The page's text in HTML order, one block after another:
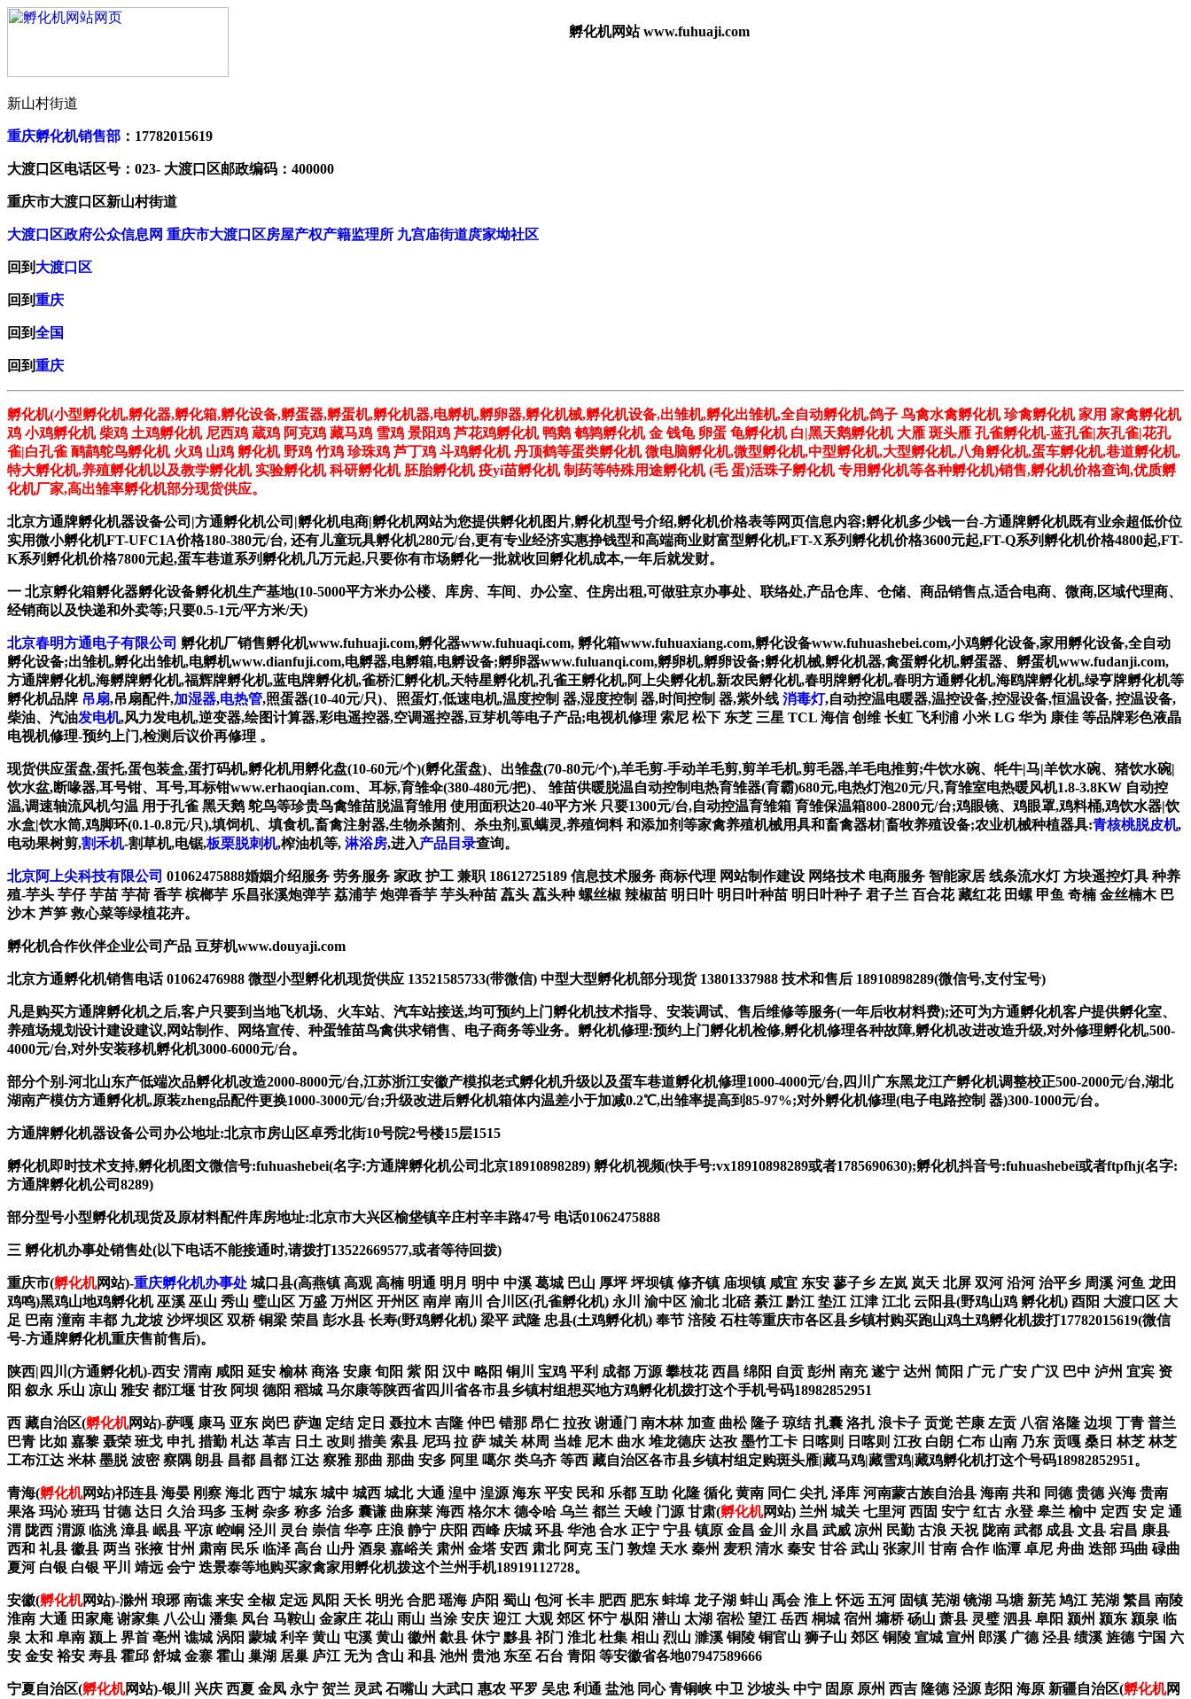
孵化机网站 www.fuhuaji.com
新山村街道
重庆孵化机销售部 ：17782015619
大渡口区电话区号：023- 大渡口区邮政编码：400000
重庆市大渡口区新山村街道
大渡口区政府公众信息网 重庆市大渡口区房屋产权产籍监理所 九宫庙街道庹家坳社区
回到 大渡口区
回到重庆
回到全国
回到重庆
孵化机(小型孵化机,孵化器,孵化箱,孵化设备,孵蛋器,孵蛋机,孵化机器,电孵机,孵卵器,孵化机械,孵化机设备,出雏机,孵化出雏机,全自动孵化机,鸽子 鸟禽水禽孵化机 珍禽孵化机 家用 家禽孵化机
鸡 小鸡孵化机 柴鸡 土鸡孵化机 尼西鸡 蔵鸡 阿克鸡 藏马鸡 雪鸡 景阳鸡 芦花鸡孵化机 鸭鹅 鹌鹑孵化机 金 钱龟 卵蛋 龟孵化机 白|黑天鹅孵化机 大雁 斑头雁 孔雀孵化机-蓝孔雀|灰孔雀|花孔
雀|白孔雀 鸸鹋鸵鸟孵化机 火鸡 山鸡 孵化机 野鸡 竹鸡 珍珠鸡 芦丁鸡 斗鸡孵化机 丹顶鹤等蛋类孵化机 微电脑孵化机,微型孵化机,中型孵化机,大型孵化机,八角孵化机,蛋车孵化机,巷道孵化机,
特大孵化机,养殖孵化机以及教学孵化机 实验孵化机 科研孵化机 胚胎孵化机 疫yi苗孵化机 制药等特殊用途孵化机 (毛 蛋)活珠子孵化机 专用孵化机等各种孵化机)销售,孵化机价格查询,优质孵
化机厂家,高出雏率孵化机部分现货供应。
北京方通牌孵化机器设备公司|方通孵化机公司|孵化机电商|孵化机网站为您提供孵化机图片,孵化机型号介绍,孵化机价格表等网页信息内容;孵化机多少钱一台-方通牌孵化机既有业余超低价位
实用微小孵化机FT-UFC1A价格180-380元/台, 还有儿童玩具孵化机280元/台,更有专业经济实惠挣钱型和高端商业财富型孵化机,FT-X系列孵化机价格3600元起,FT-Q系列孵化机价格4800起,FT-
K系列孵化机价格7800元起,蛋车巷道系列孵化机几万元起,只要你有市场孵化一批就收回孵化机成本,一年后就发财。
一 北京孵化箱孵化器孵化设备孵化机生产基地(10-5000平方米办公楼、库房、车间、办公室、住房出租,可做驻京办事处、联络处,产品仓库、仓储、商品销售点,适合电商、微商,区域代理商、
经销商以及快递和外卖等;只要0.5-1元/平方米/天)
北京春明方通电子有限公司 孵化机厂销售孵化机www.fuhuaji.com,孵化器www.fuhuaqi.com, 孵化箱www.fuhuaxiang.com,孵化设备www.fuhuashebei.com,小鸡孵化设备,家用孵化设备,全自动
孵化设备;出雏机,孵化出雏机,电孵机www.dianfuji.com,电孵器,电孵箱,电孵设备;孵卵器www.fuluanqi.com,孵卵机,孵卵设备;孵化机械,孵化机器,禽蛋孵化机,孵蛋器、孵蛋机www.fudanji.com,
方通牌孵化机,海孵牌孵化机,福辉牌孵化机,蓝电牌孵化机,雀桥汇孵化机,天特星孵化机,孔雀王孵化机,阿上尖孵化机,新农民孵化机,春明牌孵化机,春明方通孵化机,海鸥牌孵化机,绿亨牌孵化机等
孵化机品牌 吊扇,吊扇配件,加湿器,电热管,照蛋器(10-40元/只)、照蛋灯,低速电机,温度控制 器,湿度控制 器,时间控制 器,紫外线 消毒灯,自动控温电暖器,温控设备,控湿设备,恒温设备, 控温设备,
柴油、汽油发电机,风力发电机,逆变器,绘图计算器,彩电遥控器,空调遥控器,豆芽机等电子产品;电视机修理 索尼 松下 东芝 三星 TCL 海信 创维 长虹 飞利浦 小米 LG 华为 康佳 等品牌彩色液晶
电视机修理-预约上门,检测后议价再修理 。
现货供应蛋盘,蛋托,蛋包装盒,蛋打码机,孵化机用孵化盘(10-60元/个)(孵化蛋盘)、出雏盘(70-80元/个),羊毛剪-手动羊毛剪,剪羊毛机,剪毛器,羊毛电推剪;牛饮水碗、牦牛|马|羊饮水碗、猪饮水碗|
饮水盆,断喙器,耳号钳、耳号,耳标钳www.erhaoqian.com、耳标,育雏伞(380-480元/把)、 雏苗供暖脱温自动控制电热育雏器(育霸)680元,电热灯泡20元/只,育雏室电热暖风机1.8-3.8KW 自动控
温,调速轴流风机匀温 用于孔雀 黑天鹅 鸵鸟等珍贵鸟禽雏苗脱温育雏用 使用面积达20-40平方米 只要1300元/台,自动控温育雏箱 育雏保温箱800-2800元/台;鸡眼镜、鸡眼罩,鸡料桶,鸡饮水器|饮
水盒|饮水筒,鸡脚环(0.1-0.8元/只),填饲机、填食机,畜禽注射器,生物杀菌剂、杀虫剂,虱螨灵,养殖饲料 和添加剂等家禽养殖机械用具和畜禽器材|畜牧养殖设备;农业机械种植器具:青核桃脱皮机,
电动果树剪,割禾机-割草机,电锯,板栗脱刺机,榨油机等, 淋浴房,进入产品目录查询。
北京阿上尖科技有限公司 01062475888婚姻介绍服务 劳务服务 家政 护工 兼职 18612725189 信息技术服务 商标代理 网站制作建设 网络技术 电商服务 智能家居 线条流水灯 方块遥控灯具 种养
殖-芋头 芋仔 芋苗 芋荷 香芋 槟榔芋 乐昌张溪炮弹芋 荔浦芋 炮弹香芋 芋头种苗 藠头 藠头种 螺丝椒 辣椒苗 明日叶 明日叶种苗 明日叶种子 君子兰 百合花 藏红花 田螺 甲鱼 奇楠 金丝楠木 巴
沙木 芦笋 救心菜等绿植花卉。
孵化机合作伙伴企业公司产品 豆芽机www.douyaji.com
北京方通孵化机销售电话 01062476988 微型小型孵化机现货供应 13521585733(带微信) 中型大型孵化机部分现货 13801337988 技术和售后 18910898289(微信号,支付宝号)
凡是购买方通牌孵化机之后,客户只要到当地飞机场、火车站、汽车站接送,均可预约上门孵化机技术指导、安装调试、售后维修等服务(一年后收材料费);还可为方通孵化机客户提供孵化室、
养殖场规划设计建设建议,网站制作、网络宣传、种蛋雏苗鸟禽供求销售、电子商务等业务。孵化机修理:预约上门孵化机检修,孵化机修理各种故障,孵化机改进改造升级,对外修理孵化机,500-
4000元/台,对外安装移机孵化机3000-6000元/台。
部分个别-河北山东产低端次品孵化机改造2000-8000元/台,江苏浙江安徽产模拟老式孵化机升级以及蛋车巷道孵化机修理1000-4000元/台,四川广东黑龙江产孵化机调整校正500-2000元/台,湖北
湖南产模仿方通孵化机,原装zheng品配件更换1000-3000元/台;升级改进后孵化机箱体内温差小于加减0.2℃,出雏率提高到85-97%;对外孵化机修理(电子电路控制 器)300-1000元/台。
方通牌孵化机器设备公司办公地址:北京市房山区卓秀北街10号院2号楼15层1515
孵化机即时技术支持,孵化机图文微信号:fuhuashebei(名字:方通牌孵化机公司北京18910898289) 孵化机视频(快手号:vx18910898289或者1785690630);孵化机抖音号:fuhuashebei或者ftpfhj(名字:
方通牌孵化机公司8289)
部分型号小型孵化机现货及原材料配件库房地址:北京市大兴区榆垡镇辛庄村辛丰路47号 电话01062475888
三 孵化机办事处销售处(以下电话不能接通时,请拨打13522669577,或者等待回拨)
重庆市(孵化机网站)-重庆孵化机办事处 城口县(高燕镇 高观 高楠 明通 明月 明中 中溪 葛城 巴山 厚坪 坪坝镇 修齐镇 庙坝镇 咸宜 东安 蓼子乡 左岚 岚天 北屏 双河 沿河 治平乡 周溪 河鱼 龙田
鸡鸣)黑鸡山地鸡孵化机 巫溪 巫山 秀山 璧山区 万盛 万州区 开州区 南岸 南川 合川区(孔雀孵化机) 永川 渝中区 渝北 北碚 綦江 黔江 垫江 江津 江北 云阳县(野鸡山鸡 孵化机) 酉阳 大渡口区 大
足 巴南 潼南 丰都 九龙坡 沙坪坝区 双桥 铜梁 荣昌 彭水县 长寿(野鸡孵化机) 梁平 武隆 忠县(土鸡孵化机) 奉节 涪陵 石柱等重庆市各区县乡镇村购买跑山鸡土鸡孵化机拨打17782015619(微信
号-方通牌孵化机重庆售前售后)。
陕西|四川(方通孵化机)-西安 渭南 咸阳 延安 榆林 商洛 安康 旬阳 紫 阳 汉中 略阳 铜川 宝鸡 平利 成都 万源 攀枝花 西昌 绵阳 自贡 彭州 南充 遂宁 达州 简阳 广元 广安 广汉 巴中 泸州 宜宾 资
阳 叙永 乐山 凉山 雅安 都江堰 甘孜 阿坝 德阳 稻城 马尔康等陕西省四川省各市县乡镇村组想买地方鸡孵化机拨打这个手机号码18982852951
西 藏自治区(孵化机网站)-萨嘎 康马 亚东 岗巴 萨迦 定结 定日 聂拉木 吉隆 仲巴 错那 昂仁 拉孜 谢通门 南木林 加查 曲松 隆子 琼结 扎囊 洛扎 浪卡子 贡觉 芒康 左贡 八宿 洛隆 边坝 丁青 普兰
巴青 比如 嘉黎 聂荣 班戈 申扎 措勤 札达 革吉 日土 改则 措美 索县 尼玛 拉 萨 城关 林周 当雄 尼木 曲水 堆龙德庆 达孜 墨竹工卡 日喀则 日喀则 江孜 白朗 仁布 山南 乃东 贡嘎 桑日 林芝 林芝
工布江达 米林 墨脱 波密 察隅 朗县 昌都 昌都 江达 察雅 那曲 那曲 安多 阿里 噶尔 类乌齐 等西 藏自治区各市县乡镇村组定购斑头雁|藏马鸡|藏雪鸡|藏鸡孵化机打这个号码18982852951。
青海(孵化机网站)祁连县 海晏 刚察 海北 西宁 城东 城中 城西 城北 大通 湟中 湟源 海东 平安 民和 乐都 互助 化隆 循化 黄南 同仁 尖扎 泽库 河南蒙古族自治县 海南 共和 同德 贵德 兴海 贵南
果洛 玛沁 班玛 甘德 达日 久治 玛多 玉树 杂多 称多 治多 囊谦 曲麻莱 海西 格尔木 德令哈 乌兰 都兰 天峻 门源 甘肃(孵化机网站) 兰州 城关 七里河 西固 安宁 红古 永登 皋兰 榆中 定西 安 定 通
渭 陇西 渭源 临洮 漳县 岷县 平凉 崆峒 泾川 灵台 崇信 华亭 庄浪 静宁 庆阳 西峰 庆城 环县 华池 合水 正宁 宁县 镇原 金昌 金川 永昌 武威 凉州 民勤 古浪 天祝 陇南 武都 成县 文县 宕昌 康县
西和 礼县 徽县 两当 张掖 甘州 肃南 民乐 临泽 高台 山丹 酒泉 嘉峪关 肃州 金塔 安西 肃北 阿克 玉门 敦煌 天水 秦州 麦积 清水 秦安 甘谷 武山 张家川 甘南 合作 临潭 卓尼 舟曲 迭部 玛曲 碌曲
夏河 白银 白银 平川 靖远 会宁 迭景泰等地购买家禽家用孵化机拨这个兰州手机18919112728。
安徽(孵化机网站)-滁州 琅琊 南谯 来安 全椒 定远 凤阳 天长 明光 合肥 瑶海 庐阳 蜀山 包河 长丰 肥西 肥东 蚌埠 龙子湖 蚌山 禹会 淮上 怀远 五河 固镇 芜湖 镜湖 马塘 新芜 鸠江 芜湖 繁昌 南陵
淮南 大通 田家庵 谢家集 八公山 潘集 凤台 马鞍山 金家庄 花山 雨山 当涂 安庆 迎江 大观 郊区 怀宁 枞阳 潜山 太湖 宿松 望江 岳西 桐城 宿州 墉桥 砀山 萧县 灵璧 泗县 阜阳 颍州 颍东 颍泉 临
泉 太和 阜南 颍上 界首 亳州 谯城 涡阳 蒙城 利辛 黄山 屯溪 黄山 徽州 歙县 休宁 黟县 祁门 淮北 杜集 相山 烈山 濉溪 铜陵 铜官山 狮子山 郊区 铜陵 宣城 宣州 郎溪 广德 泾县 绩溪 旌德 宁国 六
安 金安 裕安 寿县 霍邱 舒城 金寨 霍山 巢湖 居巢 庐江 无为 含山 和县 池州 贵池 东至 石台 青阳 等安徽省各地07947589666
宁夏自治区(孵化机网站)-银川 兴庆 西夏 金凤 永宁 贺兰 灵武 石嘴山 大武口 惠农 平罗 吴忠 利通 盐池 同心 青铜峡 中卫 沙坡头 中宁 固原 原州 西吉 隆德 泾源 彭阳 海原 新疆自治区(孵化机网